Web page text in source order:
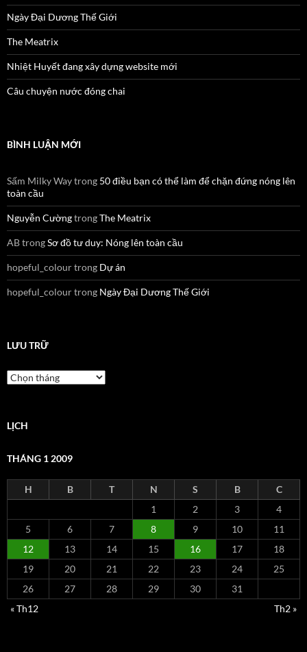
Ngày Đại Dương Thế Giới
The Meatrix
Nhiệt Huyết đang xây dựng website mới
Câu chuyện nước đóng chai
BÌNH LUẬN MỚI
Sấm Milky Waytrong 50 điều bạn có thể làm để chặn đứng nóng lên
toàn cầu
Nguyễn CườngtrongThe Meatrix
ABtrongSơ đồ tư duy: Nóng lên toàn cầu
hopeful_colourtrong Dự án
hopeful_colourtrong Ngày Đại Dương Thế Giới
LƯU TRỮ
Lưu
trữ
LỊCH
THÁNG 1 2009
H B T N S B
C
1
2 3
4
5
6 7 8 9 10
11
12
13 14 15 16 17
18
19
20 21 22 23 24
25
26
27 28 29 30
31
« Th12
Th2 »